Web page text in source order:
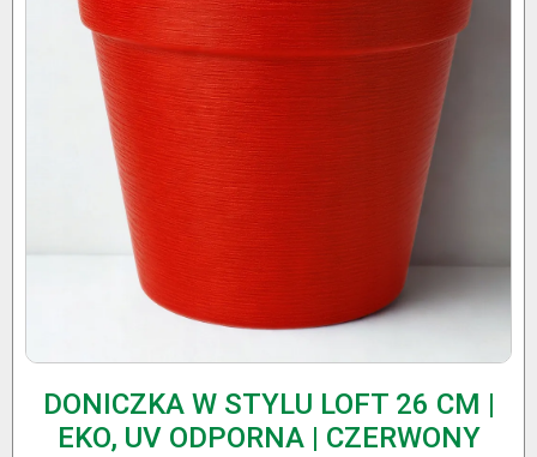
DONICZKA W STYLU LOFT 26 CM |
EKO, UV ODPORNA | CZERWONY